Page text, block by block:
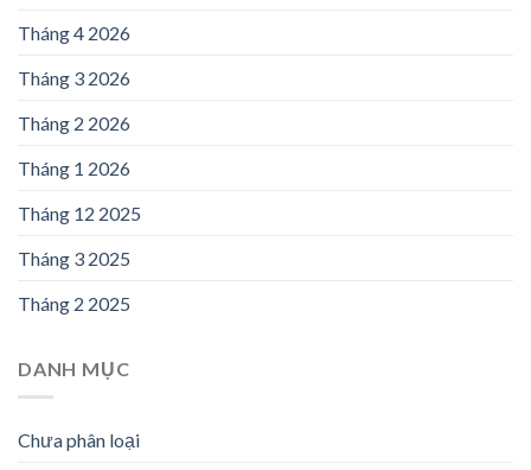
Tháng 4 2026
Tháng 3 2026
Tháng 2 2026
Tháng 1 2026
Tháng 12 2025
Tháng 3 2025
Tháng 2 2025
DANH MỤC
Chưa phân loại